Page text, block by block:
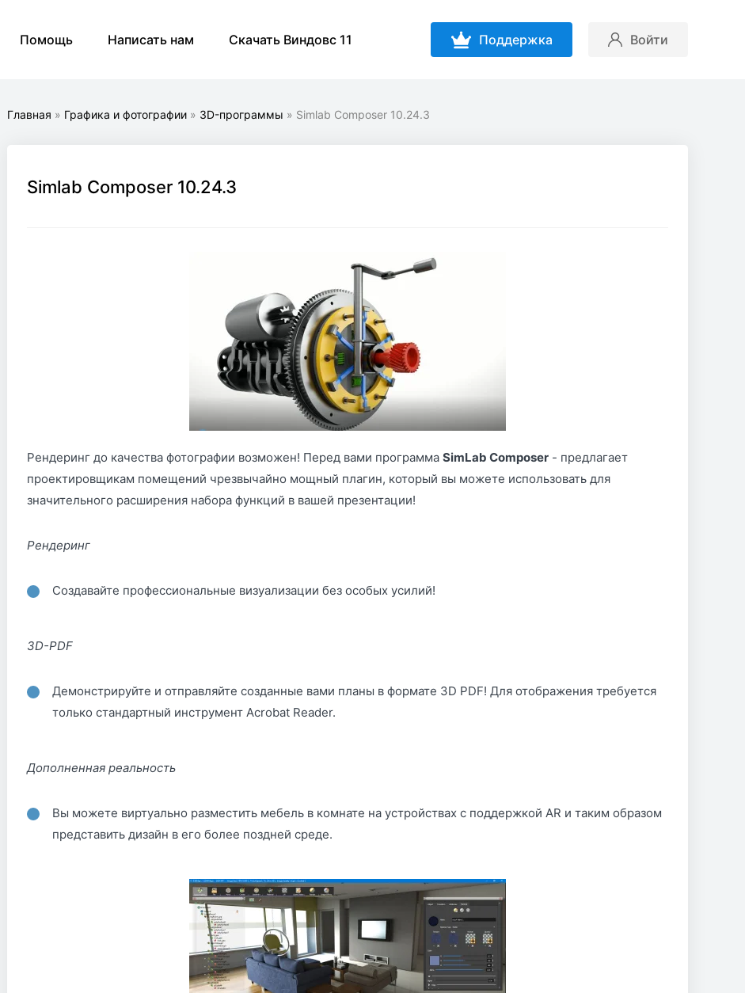
Помощь Написать нам Скачать Виндовс 11 Поддержка Войти
Главная » Графика и фотографии » 3D-программы » Simlab Composer 10.24.3
Simlab Composer 10.24.3
Рендеринг до качества фотографии возможен! Перед вами программа SimLab Composer - предлагает
проектировщикам помещений чрезвычайно мощный плагин, который вы можете использовать для
значительного расширения набора функций в вашей презентации!
Рендеринг
Создавайте профессиональные визуализации без особых усилий!
3D-PDF
Демонстрируйте и отправляйте созданные вами планы в формате 3D PDF! Для отображения требуется
только стандартный инструмент Acrobat Reader.
Дополненная реальность
Вы можете виртуально разместить мебель в комнате на устройствах с поддержкой AR и таким образом
представить дизайн в его более поздней среде.